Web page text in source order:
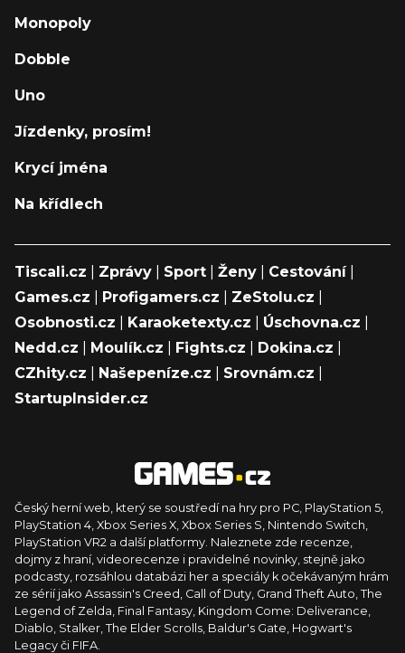
Monopoly
Dobble
Uno
Jízdenky, prosím!
Krycí jména
Na křídlech
Tiscali.cz Zprávy Sport Ženy Cestování|
Games.cz
Profigamers.cz ZeStolu.cz
Osobnosti.cz
Karaoketexty.cz Úschovna.cz
Nedd.cz
Moulík.cz Fights.cz Dokina.cz
CZhity.cz
Našepeníze.cz Srovnám.cz
StartupInsider.cz
Český herní web, který se soustředí na hry pro PC, PlayStation 5,
PlayStation 4, Xbox Series X, Xbox Series S, Nintendo Switch,
PlayStation VR2 a další platformy. Naleznete zde recenze,
dojmy z hraní, videorecenze i pravidelné novinky, stejně jako
podcasty, rozsáhlou databázi her a speciály k očekávaným hrám
ze sérií jako Assassin's Creed, Call of Duty, Grand Theft Auto, The
Legend of Zelda, Final Fantasy, Kingdom Come: Deliverance,
Diablo, Stalker, The Elder Scrolls, Baldur's Gate, Hogwart's
Legacy či FIFA.